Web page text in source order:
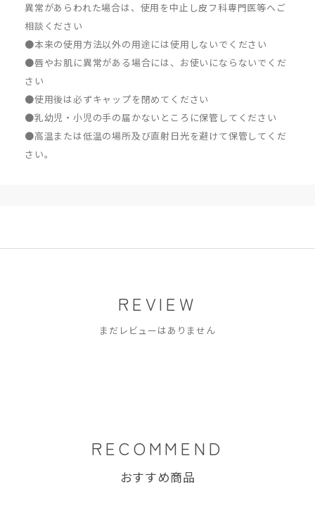
異常があらわれた場合は、使用を中止し皮フ科専門医等へご
相談ください
●本来の使用方法以外の用途には使用しないでください
●唇やお肌に異常がある場合には、お使いにならないでくだ
さい
●使用後は必ずキャップを閉めてください
●乳幼児・小児の手の届かないところに保管してください
●高温または低温の場所及び直射日光を避けて保管してくだ
さい。
REVIEW
まだレビューはありません
RECOMMEND
おすすめ商品